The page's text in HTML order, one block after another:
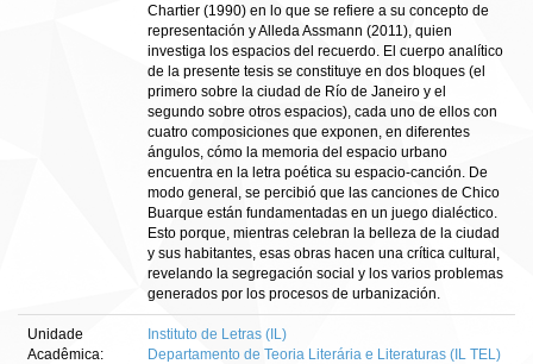
Chartier (1990) en lo que se refiere a su concepto de
representación y Alleda Assmann (2011), quien
investiga los espacios del recuerdo. El cuerpo analítico
de la presente tesis se constituye en dos bloques (el
primero sobre la ciudad de Río de Janeiro y el
segundo sobre otros espacios), cada uno de ellos con
cuatro composiciones que exponen, en diferentes
ángulos, cómo la memoria del espacio urbano
encuentra en la letra poética su espacio-canción. De
modo general, se percibió que las canciones de Chico
Buarque están fundamentadas en un juego dialéctico.
Esto porque, mientras celebran la belleza de la ciudad
y sus habitantes, esas obras hacen una crítica cultural,
revelando la segregación social y los varios problemas
generados por los procesos de urbanización.
Unidade
Acadêmica:
Instituto de Letras (IL)
Departamento de Teoria Literária e Literaturas (IL TEL)